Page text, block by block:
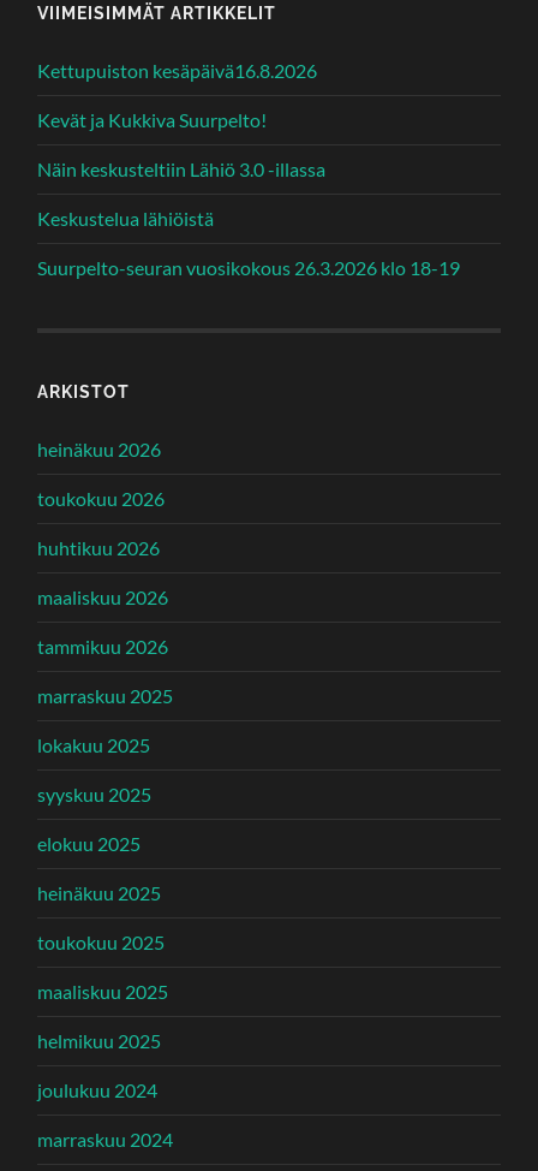
VIIMEISIMMÄT ARTIKKELIT
Kettupuiston kesäpäivä16.8.2026
Kevät ja Kukkiva Suurpelto!
Näin keskusteltiin Lähiö 3.0 -illassa
Keskustelua lähiöistä
Suurpelto-seuran vuosikokous 26.3.2026 klo 18-19
ARKISTOT
heinäkuu 2026
toukokuu 2026
huhtikuu 2026
maaliskuu 2026
tammikuu 2026
marraskuu 2025
lokakuu 2025
syyskuu 2025
elokuu 2025
heinäkuu 2025
toukokuu 2025
maaliskuu 2025
helmikuu 2025
joulukuu 2024
marraskuu 2024